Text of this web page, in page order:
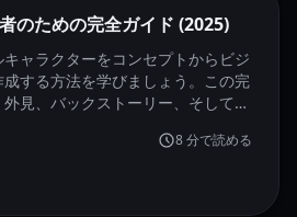
のための完全ガイド (2025)
ャラクターをコンセプトからビジ
する方法を学びましょう。この完
見、バックストーリー、そしてAI
8分で読める